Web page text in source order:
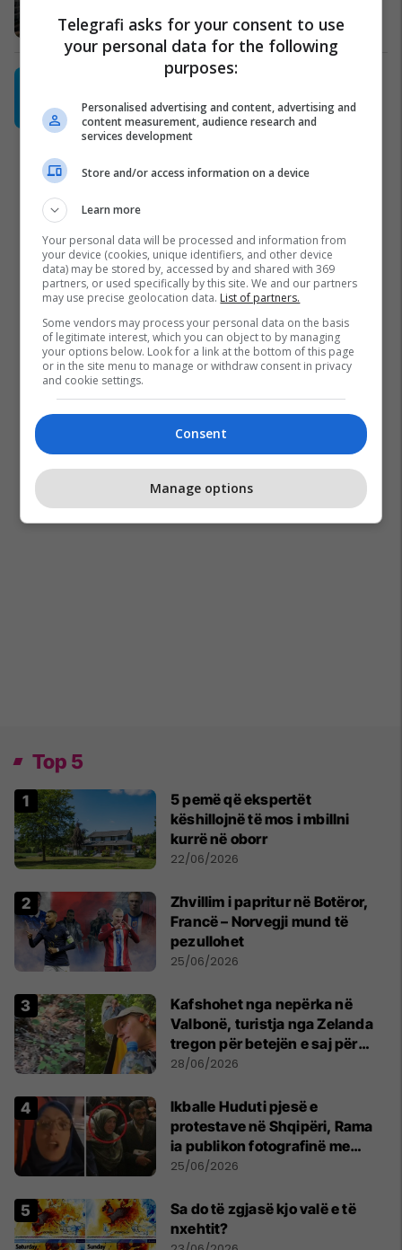
Fafa Resort
"Ku metën akllat?" - Heb’s
Heb's Kosova
Top 5
5 pemë që ekspertët
këshillojnë të mos i mbillni
kurrë në oborr
22/06/2026
Zhvillim i papritur në Botëror,
Francë – Norvegji mund të
pezullohet
25/06/2026
Kafshohet nga nepërka në
Valbonë, turistja nga Zelanda
tregon për betejën e saj për
mbijetesë
28/06/2026
Ikballe Huduti pjesë e
protestave në Shqipëri, Rama
ia publikon fotografinë me
Ahmadinejadin e Iranit
25/06/2026
Sa do të zgjasë kjo valë e të
nxehtit?
Telegrafi asks for your consent to use
your personal data for the following
purposes:
Personalised advertising and content, advertising and
content measurement, audience research and
services development
Store and/or access information on a device
Learn more
Your personal data will be processed and information from
your device (cookies, unique identifiers, and other device
data) may be stored by, accessed by and shared with 369
partners, or used specifically by this site. We and our partners
may use precise geolocation data. List of partners.
Some vendors may process your personal data on the basis
of legitimate interest, which you can object to by managing
your options below. Look for a link at the bottom of this page
or in the site menu to manage or withdraw consent in privacy
and cookie settings.
Consent
Manage options